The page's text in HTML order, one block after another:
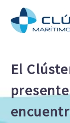
El